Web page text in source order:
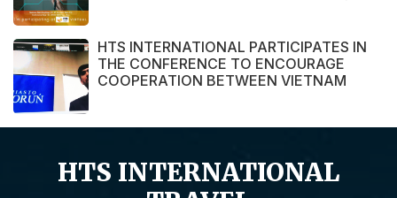
HTS INTERNATIONAL PARTICIPATES IN
THE CONFERENCE TO ENCOURAGE
COOPERATION BETWEEN VIETNAM
POLAND
HTS INTERNATIONAL